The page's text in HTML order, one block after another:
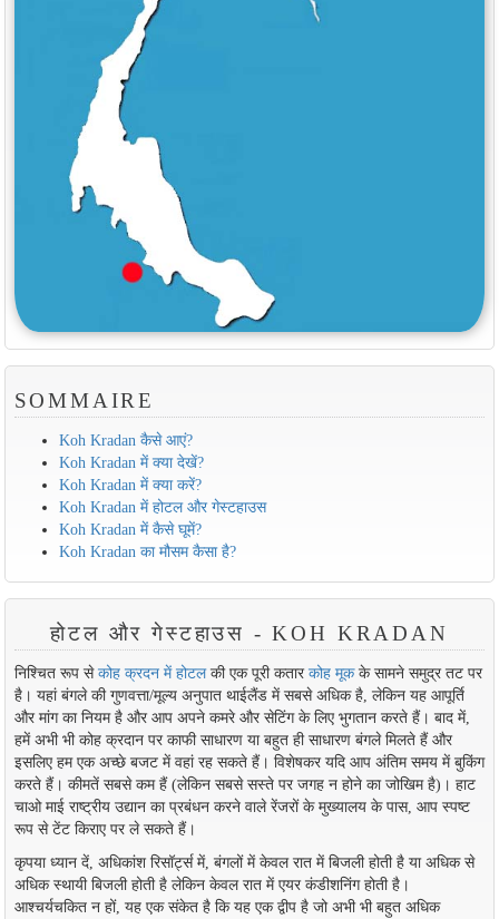
SOMMAIRE
Koh Kradan कैसे आएं?
Koh Kradan में क्या देखें?
Koh Kradan में क्या करें?
Koh Kradan में होटल और गेस्टहाउस
Koh Kradan में कैसे घूमें?
Koh Kradan का मौसम कैसा है?
होटल और गेस्टहाउस - KOH KRADAN
निश्चित रूप सेकोह क्रदन में होटलकी एक पूरी कतारकोह मूकके सामने समुद्र तट पर
है। यहां बंगले की गुणवत्ता/मूल्य अनुपात थाईलैंड में सबसे अधिक है, लेकिन यह आपूर्ति
और मांग का नियम है और आप अपने कमरे और सेटिंग के लिए भुगतान करते हैं। बाद में,
हमें अभी भी कोह क्रदान पर काफी साधारण या बहुत ही साधारण बंगले मिलते हैं और
इसलिए हम एक अच्छे बजट में वहां रह सकते हैं। विशेषकर यदि आप अंतिम समय में बुकिंग
करते हैं। कीमतें सबसे कम हैं (लेकिन सबसे सस्ते पर जगह न होने का जोखिम है)। हाट
चाओ माई राष्ट्रीय उद्यान का प्रबंधन करने वाले रेंजरों के मुख्यालय के पास, आप स्पष्ट
रूप से टेंट किराए पर ले सकते हैं।
कृपया ध्यान दें, अधिकांश रिसॉर्ट्स में, बंगलों में केवल रात में बिजली होती है या अधिक से
अधिक स्थायी बिजली होती है लेकिन केवल रात में एयर कंडीशनिंग होती है।
आश्चर्यचकित न हों, यह एक संकेत है कि यह एक द्वीप है जो अभी भी बहुत अधिक